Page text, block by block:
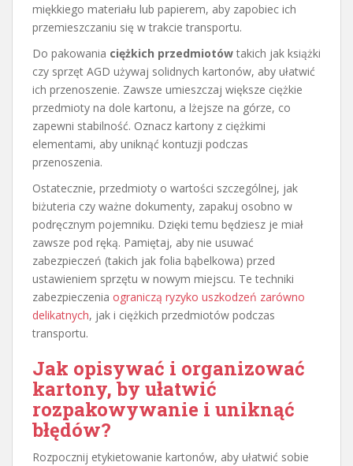
miękkiego materiału lub papierem, aby zapobiec ich
przemieszczaniu się w trakcie transportu.
Do pakowania ciężkich przedmiotów takich jak książki
czy sprzęt AGD używaj solidnych kartonów, aby ułatwić
ich przenoszenie. Zawsze umieszczaj większe ciężkie
przedmioty na dole kartonu, a lżejsze na górze, co
zapewni stabilność. Oznacz kartony z ciężkimi
elementami, aby uniknąć kontuzji podczas
przenoszenia.
Ostatecznie, przedmioty o wartości szczególnej, jak
biżuteria czy ważne dokumenty, zapakuj osobno w
podręcznym pojemniku. Dzięki temu będziesz je miał
zawsze pod ręką. Pamiętaj, aby nie usuwać
zabezpieczeń (takich jak folia bąbelkowa) przed
ustawieniem sprzętu w nowym miejscu. Te techniki
zabezpieczenia ograniczą ryzyko uszkodzeń zarówno
delikatnych, jak i ciężkich przedmiotów podczas
transportu.
Jak opisywać i organizować
kartony, by ułatwić
rozpakowywanie i uniknąć
błędów?
Rozpocznij etykietowanie kartonów, aby ułatwić sobie